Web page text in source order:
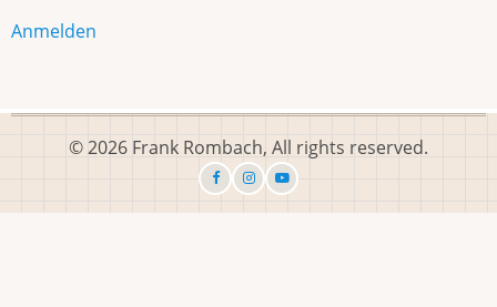
Anmelden
© 2026 Frank Rombach, All rights reserved.